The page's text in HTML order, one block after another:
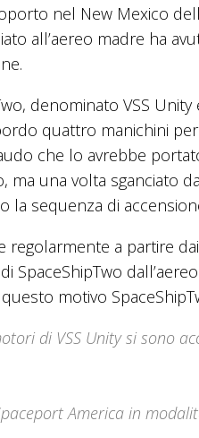
nel New Mexico
all’aereo madre ha
denominato VSS
quattro manichini
che lo avrebbe
una volta sganciato
la sequenza di
regolarmente a partire
SpaceShipTwo
motivo
di VSS Unity si sono
America in